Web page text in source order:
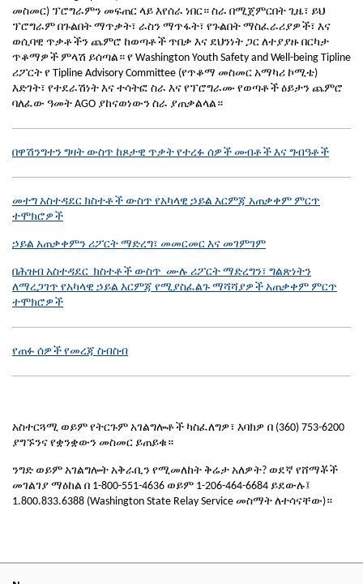
መስመር) ፕሮግራምን መፍጠር ላይ እየሰራ ነበር። ስራ በሚጀምርበት ጊዜ፣ ይህ
ፕሮግራም በጉልበት ማጥቃት፣ ራስን ማጥፋት፣ የጉልበት ማስፈራሪያዎች፣ እና
ወሲባዊ ጥቃቶችን ጨምሮ ከወጣቶች ጥበቃ እና ደህንነት ጋር ለተያያዙ በርካታ
ጥቆማዎች ምላሽ ይሰጣል። የ Washington Youth Safety and Well-being Tipline
ሪፖርት የ Tipline Advisory Committee (የጥቆማ መስመር አማካሪ ኮሚቴ)
እድገት፣ የተደራሽነት እና ተሳትፎ ስራ እና የፕሮግራሙ የወጣቶች ዕይታን ጨምሮ
ባለፈው ዓመት AGO ያከናወነውን ስራ ያጠቃልላል።
በዋሽንግተን ግዛት ውስጥ ከጾታዊ ጥቃት የተረፉ ሰዎች መብቶች እና ግብዓቶች
መተግ አስተዳደር ክስተቶች ውስጥ የአካላዊ ኃይል እርምጃ አጠቃቀም ምርጥ
ተሞክሮዎች
ኃይል አጠቃቀምን ሪፖርት ማድረግ፣ መመርመር እና መገምገም
በሕዝብ አስተዳደር ክስተቶች ውስጥ ሙሉ ሪፖርት ማድረግን፣ ግልጽነትን
ለማረጋገጥ የአካላዊ ኃይል እርምጃ የሚያስፈልጉ ማሻሻያዎች አጠቃቀም ምርጥ
ተሞክሮዎች
የጠፉ ሰዎች የመረጃ ስብስብ
አስተርጓሚ ወይም የትርጉም አገልግሎቶች ካስፈለግዎ፣ እባክዎ በ (360) 753-6200
ያግኙንና የቋንቋውን መስመር ይጠይቁ።
ንግድ ወይም አገልግሎት አቅራቢን የሚመለከት ቅሬታ አለዎት? ወደኛ የሸማቾች
መገልገያ ማዕከል በ 1-800-551-4636 ወይም 1-206-464-6684 ይደውሉ፤
1.800.833.6388 (Washington State Relay Service መስማት ለተሳናቸው)።